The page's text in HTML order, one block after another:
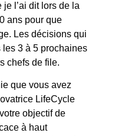
l’ai dit lors de la
ans pour que
Les décisions qui
3 à 5 prochaines
chefs de file.
que vous avez
LifeCycle
objectif de
à haut